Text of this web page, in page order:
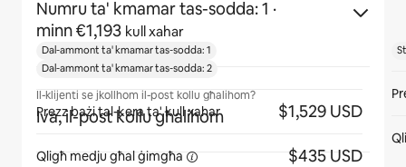
Numru ta' kmamar tas-sodda: 1
minn €1,193 kull xahar
Il-klijenti se jkollhom il-post kollu għalihom?
Iva, il-post kollu għalihom
Dal-ammont ta' kmamar tas-sodda: 1
Dal-ammont ta' kmamar tas-sodda: 2
Prezz bażi tal-kera ta' kull xahar $1,529 USD
Qligħ medju għalġimgħa $435 USD